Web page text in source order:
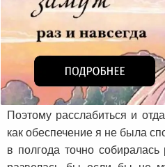
Поэтому расслабиться и
как обеспечение я не была
в полгода точно